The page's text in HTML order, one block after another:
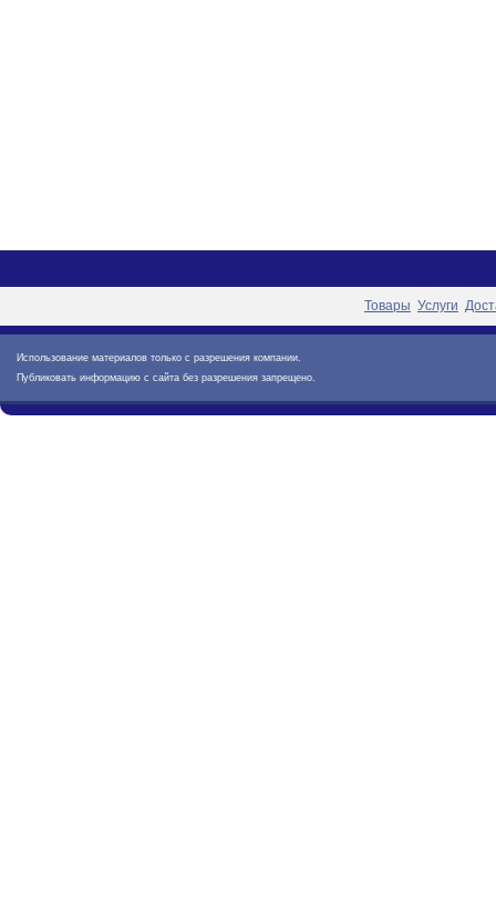
Товары Услуги
Использование материалов только с разрешения компании.
Публиковать информацию с сайта без разрешения запрещено.